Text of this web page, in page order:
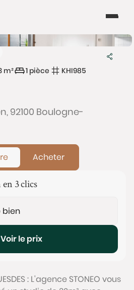
m² 1 pièce KHI985
92100 Boulogne-
Acheter
3 clics
Voir le prix
: L'agence STONEO vous